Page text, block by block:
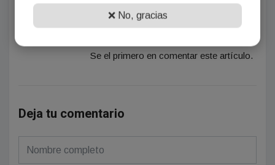
¡Sin comentarios aún!
Se el primero en comentar este artículo.
Deja tu comentario
❌ No, gracias